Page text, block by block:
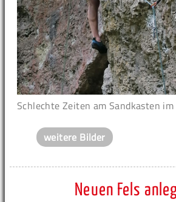
Schlechte Zeiten am Sandkasten
weitere Bilder
Neuen Fels